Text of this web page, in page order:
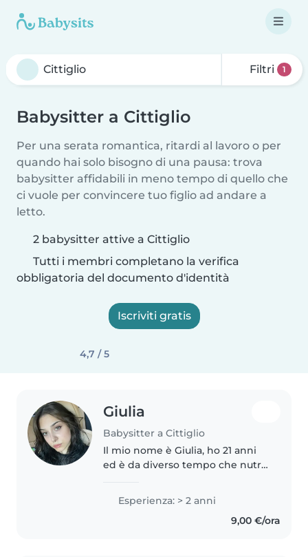
Filtri 1
Babysitter a Cittiglio
Per una serata romantica, ritardi al lavoro o per
quando hai solo bisogno di una pausa: trova
babysitter affidabili in meno tempo di quello che
ci vuole per convincere tuo figlio ad andare a
letto.
2 babysitter attive a Cittiglio
Tutti i membri completano la verifica
obbligatoria del documento d'identità
Iscriviti gratis
4,7 / 5
Giulia
Babysitter a Cittiglio
Il mio nome è Giulia, ho 21 anni
ed è da diverso tempo che nutro
confronti della cura dei bambini.
Ho sempre amato le attività
Esperienza: > 2 anni
9,00 €/ora